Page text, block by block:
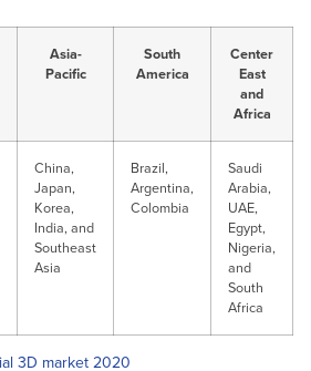
Asia-
Pacific
South
America
Center
East
and
Africa
China,
Japan,
Korea,
India, and
Southeast
Asia
Brazil,
Argentina,
Colombia
Saudi
Arabia,
UAE,
Egypt,
Nigeria,
and
South
Africa